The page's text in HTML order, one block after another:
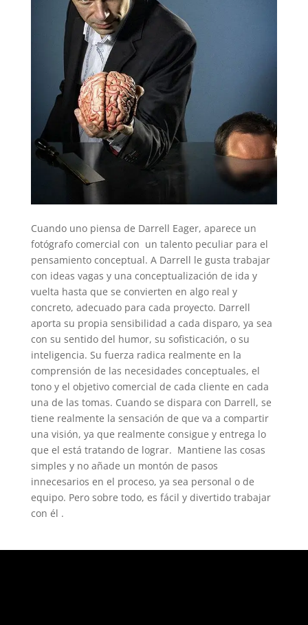
Cuando uno piensa de Darrell Eager, aparece un
fotógrafo comercial con un talento peculiar para el
pensamiento conceptual. A Darrell le gusta trabajar
con ideas vagas y una conceptualización de ida y
vuelta hasta que se convierten en algo real y
concreto, adecuado para cada proyecto. Darrell
aporta su propia sensibilidad a cada disparo, ya sea
con su sentido del humor, su sofisticación, o su
inteligencia. Su fuerza radica realmente en la
comprensión de las necesidades conceptuales, el
tono y el objetivo comercial de cada cliente en cada
una de las tomas. Cuando se dispara con Darrell, se
tiene realmente la sensación de que va a compartir
una visión, ya que realmente consigue y entrega lo
que el está tratando de lograr. Mantiene las cosas
simples y no añade un montón de pasos
innecesarios en el proceso, ya sea personal o de
equipo. Pero sobre todo, es fácil y divertido trabajar
con él .